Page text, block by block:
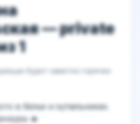
— private
1
будет заметно горячее
в белье и купальниках.
🔥